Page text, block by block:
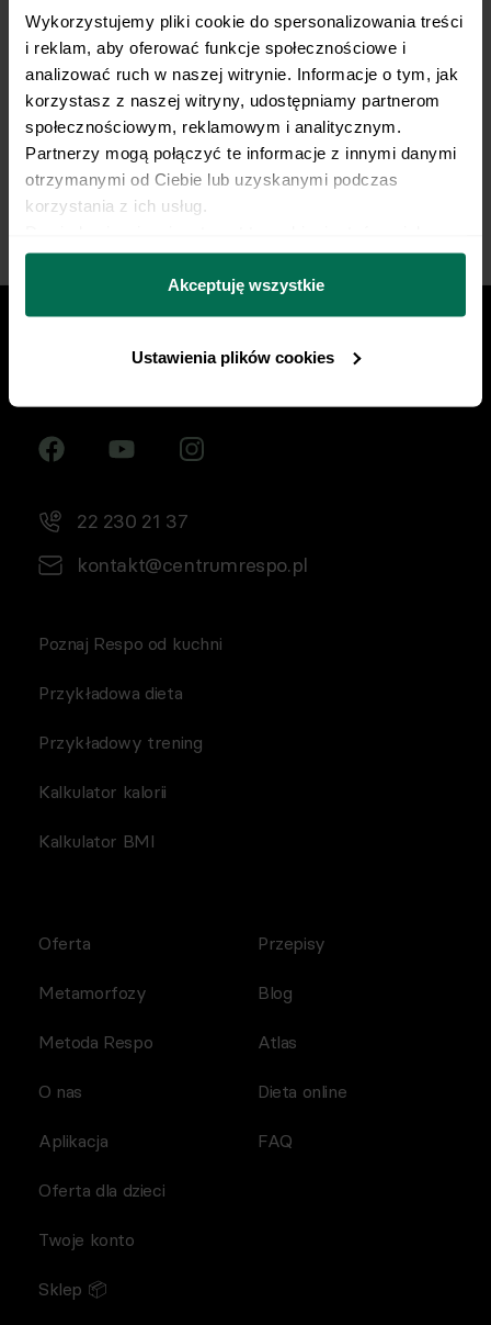
Wykorzystujemy pliki cookie do spersonalizowania treści
i reklam, aby oferować funkcje społecznościowe i
analizować ruch w naszej witrynie. Informacje o tym, jak
korzystasz z naszej witryny, udostępniamy partnerom
społecznościowym, reklamowym i analitycznym.
Partnerzy mogą połączyć te informacje z innymi danymi
otrzymanymi od Ciebie lub uzyskanymi podczas
korzystania z ich usług.
można się z nami skontaktować i w jaki sposób
przetwarzamy dane osobowe w ramach
prywatności.
Akceptuję wszystkie
Ustawienia plików cookies
Opieka dietetyka sportowego i indywidualny plan
żywieniowy dopasowany do Twojej dyscypliny,
treningów i sportowych celów. Nie pozwól, by źle
dobrana dieta ograniczała Twój progres.
Zacznij współpracę
22 230 21 37
kontakt@centrumrespo.pl
Poznaj Respo od kuchni
Przykładowa dieta
Przykładowy trening
Kalkulator kalorii
Kalkulator BMI
Oferta
Metamorfozy
Metoda Respo
O nas
Aplikacja
Przepisy
Blog
Atlas
Dieta online
FAQ
Oferta dla dzieci
Twoje konto
Sklep 📦